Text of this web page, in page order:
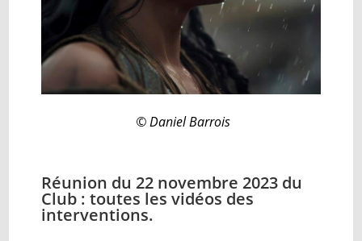
© Daniel Barrois
Réunion du 22 novembre 2023 du
Club : toutes les vidéos des
interventions.